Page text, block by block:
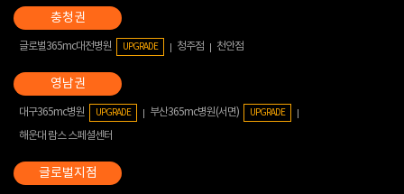
글로벌365mc대전병원 UPGRADE 청주점 천안점
대구365mc병원 UPGRADE 부산365mc병원(서면) UPGRADE
해운대 람스 스페셜센터